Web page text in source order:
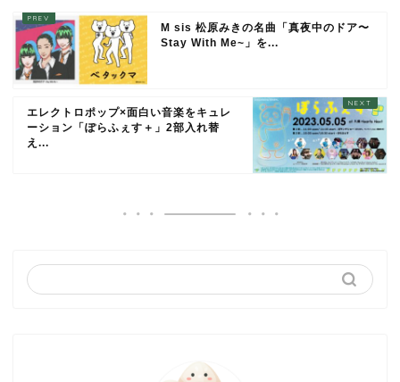
M sis 松原みきの名曲「真夜中のドア〜
Stay With Me~」を...
エレクトロポップ×面白い音楽をキュレ
ーション「ぽらふぇす＋」2部入れ替
え...